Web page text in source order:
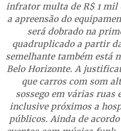
infrator multa de R$ 1 mil
a apreensão do
será dobrado na
quadruplicado a partir
semelhante também está
Belo Horizonte. A
que carros com som
sossego em várias ruas
inclusive próximos a
públicos. Ainda de